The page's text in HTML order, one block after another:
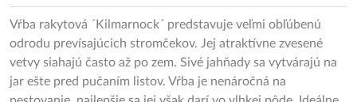
Vŕba rakytová ´Kilmarnock´ predstavuje veľmi obľúbenú
odrodu prevísajúcich stromčekov. Jej atraktívne zvesené
vetvy siahajú často až po zem. Sivé jahňady sa vytvárajú na
jar ešte pred pučaním listov. Vŕba je nenáročná na